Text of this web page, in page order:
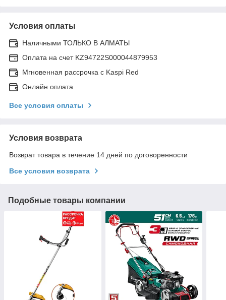
Условия оплаты
Наличными ТОЛЬКО В АЛМАТЫ
Оплата на счет KZ94722S000044879953
Мгновенная рассрочка с Kaspi Red
Онлайн оплата
Все условия оплаты
Условия возврата
Возврат товара в течение 14 дней по договоренности
Все условия возврата
Подобные товары компании